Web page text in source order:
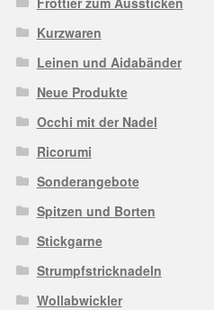
Kurzwaren
Leinen und Aidabänder
Neue Produkte
Occhi mit der Nadel
Ricorumi
Sonderangebote
Spitzen und Borten
Stickgarne
Strumpfstricknadeln
Wollabwickler